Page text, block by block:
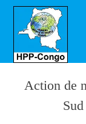
Action de